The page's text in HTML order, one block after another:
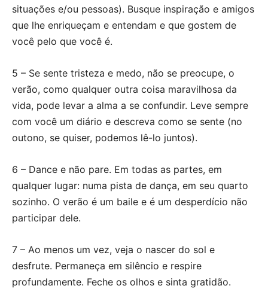
situações e/ou pessoas). Busque inspiração e amigos
que lhe enriqueçam e entendam e que gostem de
você pelo que você é.
5 – Se sente tristeza e medo, não se preocupe, o
verão, como qualquer outra coisa maravilhosa da
vida, pode levar a alma a se confundir. Leve sempre
com você um diário e descreva como se sente (no
outono, se quiser, podemos lê-lo juntos).
6 – Dance e não pare. Em todas as partes, em
qualquer lugar: numa pista de dança, em seu quarto
sozinho. O verão é um baile e é um desperdício não
participar dele.
7 – Ao menos um vez, veja o nascer do sol e
desfrute. Permaneça em silêncio e respire
profundamente. Feche os olhos e sinta gratidão.